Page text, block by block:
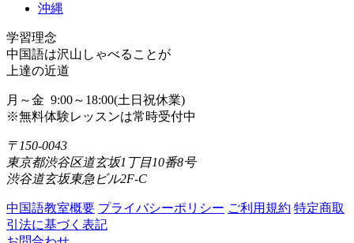
沖縄
学習理念
中国語は沢山しゃべることが
上達の近道
月～金 9:00～18:00(土日祝休業)
※無料体験レッスンは常時受付中
〒150-0043
東京都渋谷区道玄坂1丁目10番8号
渋谷道玄坂東急ビル2F-C
中国語教室概要 プライバシーポリシー ご利用規約 特定商取
引法に基づく表記